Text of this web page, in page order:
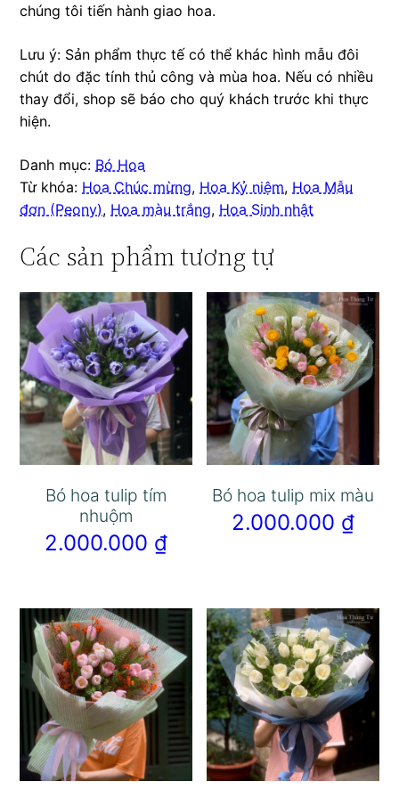
chúng tôi tiến hành giao hoa.
Lưu ý: Sản phẩm thực tế có thể khác hình mẫu đôi
chút do đặc tính thủ công và mùa hoa. Nếu có nhiều
thay đổi, shop sẽ báo cho quý khách trước khi thực
hiện.
Danh mục: Bó Hoa
Từ khóa: Hoa Chúc mừng, Hoa Kỷ niệm, Hoa Mẫu
đơn (Peony), Hoa màu trắng, Hoa Sinh nhật
Các sản phẩm tương tự
Bó hoa tulip tím
nhuộm
2.000.000 ₫
Bó hoa tulip mix màu
2.000.000 ₫